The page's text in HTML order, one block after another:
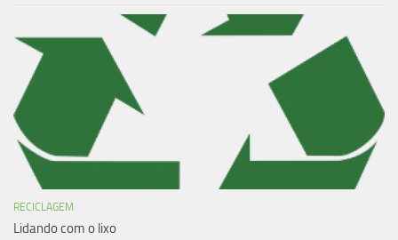
RECICLAGEM
Lidando com o lixo